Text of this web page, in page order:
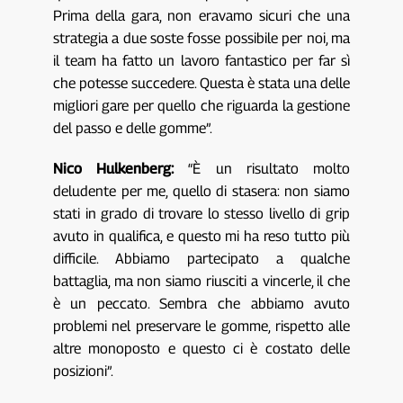
Prima della gara, non eravamo sicuri che una
strategia a due soste fosse possibile per noi, ma
il team ha fatto un lavoro fantastico per far sì
che potesse succedere. Questa è stata una delle
migliori gare per quello che riguarda la gestione
del passo e delle gomme”.
Nico Hulkenberg:“È un risultato molto
deludente per me, quello di stasera: non siamo
stati in grado di trovare lo stesso livello di grip
avuto in qualifica, e questo mi ha reso tutto più
difficile. Abbiamo partecipato a qualche
battaglia, ma non siamo riusciti a vincerle, il che
è un peccato. Sembra che abbiamo avuto
problemi nel preservare le gomme, rispetto alle
altre monoposto e questo ci è costato delle
posizioni”.